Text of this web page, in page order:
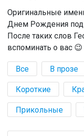
Оригинальные
Днем Рождения
После таких слов
вспоминать о вас 😉
Все В прозе
Короткие
Прикольные